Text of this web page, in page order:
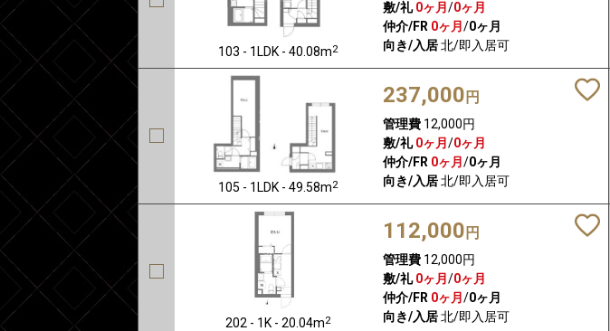
103 - 1LDK - 40.08m2
敷/礼 0ヶ月/0ヶ月
仲介/FR 0ヶ月/0ヶ月
向き/入居北/即入居可
105 - 1LDK - 49.58m2
237,000 円
管理費12,000円
敷/礼 0ヶ月/0ヶ月
仲介/FR 0ヶ月/0ヶ月
向き/入居北/即入居可
202 - 1K - 20.04m2
112,000 円
管理費12,000円
敷/礼 0ヶ月/0ヶ月
仲介/FR 0ヶ月/0ヶ月
向き/入居北/即入居可